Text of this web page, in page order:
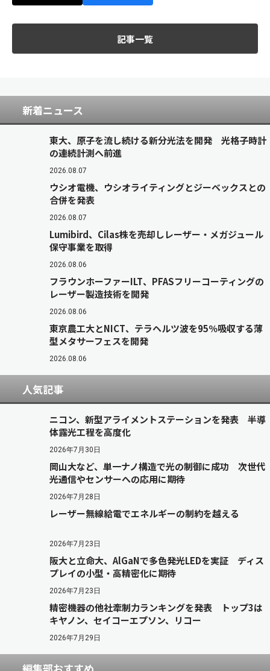
記事一覧
新着ニュース
東大、原子を流し続ける新分光法を開発 光格子時計
の連続計測へ前進
2026.08.07
ウシオ電機、ウシオライティングとジーベックスとの
合併を発表
2026.08.07
Lumibird、Cilas株を売却しレーザー・メガジュール
保守事業を取得
2026.08.06
フラウンホーファーILT、PFASフリーコーティングの
レーザー製造技術を開発
2026.08.06
東京農工大とNICT、テラヘルツ波を95％吸収する薄
型メタサーフェスを開発
2026.08.06
人気記事
ニコン、新型アライメントステーションを発表 半導
体露光工程を高度化
2026年7月30日
岡山大など、単一ナノ構造で光の制御に成功 次世代
光通信やセンサーへの応用に期待
2026年7月28日
レーザー無線給電でエネルギーの制約を越える
2026年7月23日
阪大と立命大、AlGaNで多色発光LEDを実証 ディス
プレイの小型・高精密化に期待
2026年7月23日
精密機器の他社牽制力ランキングを発表 トップ3は
キヤノン、セイコーエプソン、リコー
2026年7月29日